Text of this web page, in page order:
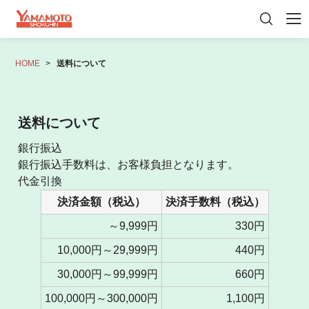
御贈答・詰め合わせ
その他おすすめ品
HOME 送料について
送料について
銀行振込
銀行振込手数料は、お客様負担となります。
代金引換
決済金額（税込）
決済手数料（税込）
～9,999円 330円
10,000円～29,999円 440円
30,000円～99,999円 660円
100,000円～300,000円
1,100円